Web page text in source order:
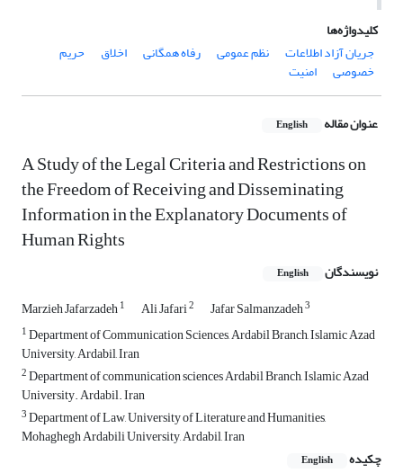
کلیدواژه‌ها
جریان آزاد اطلاعات
نظم عمومی رفاه همگانی اخلاق حریم
خصوصی امنیت
عنوان مقاله English
A Study of the Legal Criteria and Restrictions on
the Freedom of Receiving and Disseminating
Information in the Explanatory Documents of
Human Rights
نویسندگان English
Marzieh Jafarzadeh1 Ali Jafari2 Jafar Salmanzadeh3
1Department of Communication Sciences, Ardabil Branch, Islamic Azad
University, Ardabil, Iran
2Department of communication sciences Ardabil Branch, Islamic Azad
University. Ardabil. Iran
3Department of Law, University of Literature and Humanities,
Mohaghegh Ardabili University, Ardabil, Iran
چکیده
English